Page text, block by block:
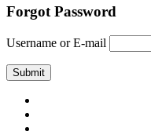
Forgot Password
Username or E-mail